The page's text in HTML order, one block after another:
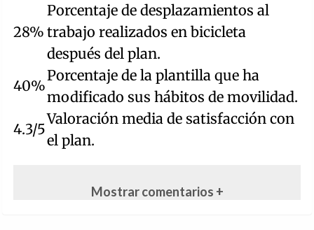
28%
Porcentaje de desplazamientos al
trabajo realizados en bicicleta
después del plan.
40%
Porcentaje de la plantilla que ha
modificado sus hábitos de movilidad.
4.3/5
Valoración media de satisfacción con
el plan.
Mostrar comentarios +